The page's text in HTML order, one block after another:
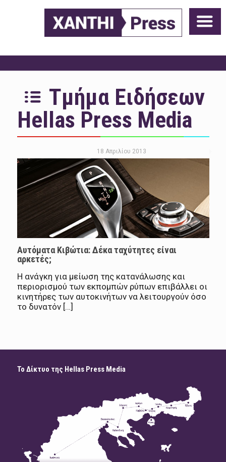
Τμήμα Ειδήσεων
Hellas Press Media
18 Απριλίου 2013
Αυτόματα Κιβώτια: Δέκα ταχύτητες είναι
αρκετές;
Η ανάγκη για μείωση της κατανάλωσης και
περιορισμού των εκπομπών ρύπων επιβάλλει οι
κινητήρες των αυτοκινήτων να λειτουργούν όσο
το δυνατόν […]
Το Δίκτυο της Hellas Press Media